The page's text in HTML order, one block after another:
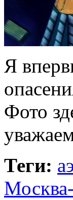
Я
Фото
Теги: